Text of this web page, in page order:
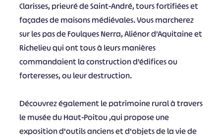
Clarisses, prieuré de Saint-André, tours fortifiées et
façades de maisons médiévales. Vous marcherez
sur les pas de Foulques Nerra, Aliénor d’Aquitaine et
Richelieu qui ont tous à leurs manières
commandaient la construction d’édifices ou
forteresses, ou leur destruction.
Découvrez également le patrimoine rural à travers
le musée du Haut-Poitou ,qui propose une
exposition d'outils anciens et d'objets de la vie de